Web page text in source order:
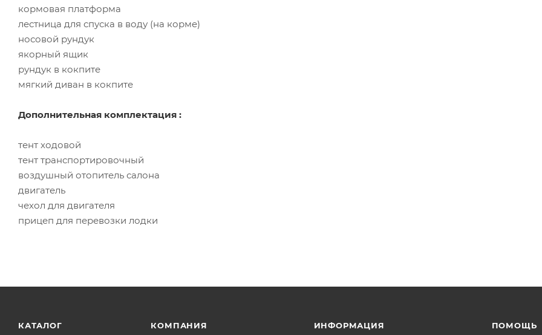
кормовая платформа
лестница для спуска в воду (на корме)
носовой рундук
якорный ящик
рундук в кокпите
мягкий диван в кокпите
Дополнительная комплектация :
тент ходовой
тент транспортировочный
воздушный отопитель салона
двигатель
чехол для двигателя
прицеп для перевозки лодки
КАТАЛОГ КОМПАНИЯ ИНФОРМАЦИЯ ПОМОЩЬ